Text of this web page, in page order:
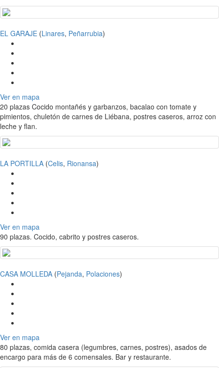
EL GARAJE (Linares, Peñarrubia)
Ver en mapa
20 plazas Cocido montañés y garbanzos, bacalao con tomate y
pimientos, chuletón de carnes de Liébana, postres caseros, arroz con
leche y flan.
LA PORTILLA (Celis, Rionansa)
Ver en mapa
90 plazas. Cocido, cabrito y postres caseros.
CASA MOLLEDA (Pejanda, Polaciones)
Ver en mapa
80 plazas, comida casera (legumbres, carnes, postres), asados de
encargo para más de 6 comensales. Bar y restaurante.